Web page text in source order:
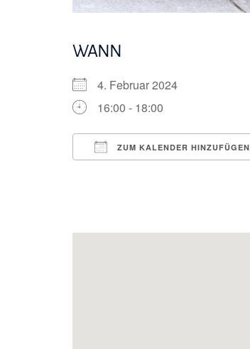
WANN
4. Februar 2024
16:00 - 18:00
ZUM KALENDER HINZUFÜGEN